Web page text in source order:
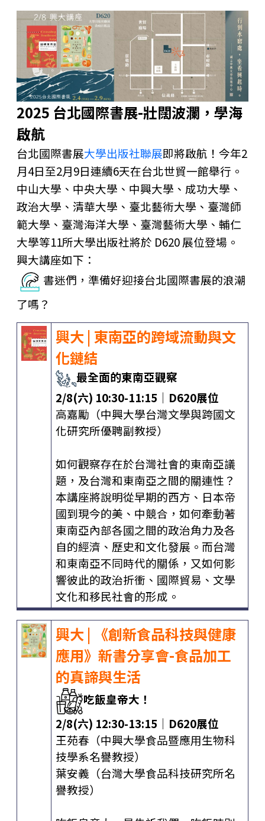
2025 台北國際書展-壯闊波瀾，學海
啟航
台北國際書展大學出版社聯展即將啟航！今年2
月4日至2月9日連續6天在台北世貿一館舉行。
中山大學、中央大學、中興大學、成功大學、
政治大學、清華大學、臺北藝術大學、臺灣師
範大學、臺灣海洋大學、臺灣藝術大學、輔仁
大學等11所大學出版社將於 D620 展位登場。
興大講座如下：
書迷們，準備好迎接台北國際書展的浪潮
了嗎？
興大 | 東南亞的跨域流動與文
化鏈結
最全面的東南亞觀察
2/8(六) 10:30-11:15│D620展位
高嘉勵（中興大學台灣文學與跨國文
化研究所優聘副教授）
如何觀察存在於台灣社會的東南亞議
題，及台灣和東南亞之間的關連性？
本講座將說明從早期的西方、日本帝
國到現今的美、中競合，如何牽動著
東南亞內部各國之間的政治角力及各
自的經濟、歷史和文化發展。而台灣
和東南亞不同時代的關係，又如何影
響彼此的政治折衝、國際貿易、文學
文化和移民社會的形成。
興大 | 《創新食品科技與健康
應用》新書分享會-食品加工
的真諦與生活
吃飯皇帝大！
2/8(六) 12:30-13:15│D620展位
王苑春（中興大學食品暨應用生物科
技學系名譽教授）
葉安義（台灣大學食品科技研究所名
譽教授）